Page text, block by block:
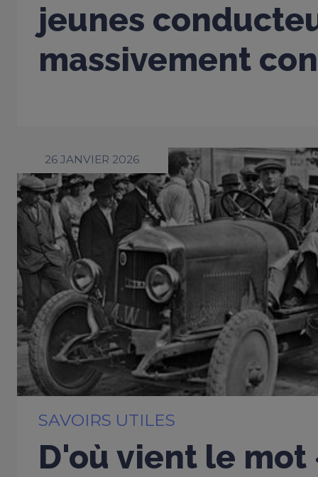
jeunes
massivement
26 JANVIER 2026
SAVOIRS UTILES
D'où vient le